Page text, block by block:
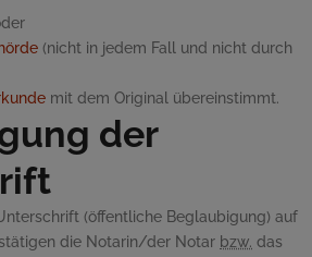
(nicht in jedem Fall und nicht durch
mit dem Original übereinstimmt.
der
(öffentliche Beglaubigung) auf
die Notarin/der Notar bzw. das